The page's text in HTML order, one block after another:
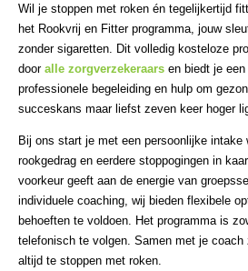
Wil je stoppen met roken én tegelijkertijd
het Rookvrij en Fitter programma, jouw
zonder sigaretten. Dit volledig kosteloze
door alle zorgverzekeraars en biedt je
professionele begeleiding en hulp om
succeskans maar liefst zeven keer hoger
Bij ons start je met een persoonlijke intake
rookgedrag en eerdere stoppogingen in
voorkeur geeft aan de energie van
individuele coaching, wij bieden flexibele
behoeften te voldoen. Het programma is
telefonisch te volgen. Samen met je
altijd te stoppen met roken.